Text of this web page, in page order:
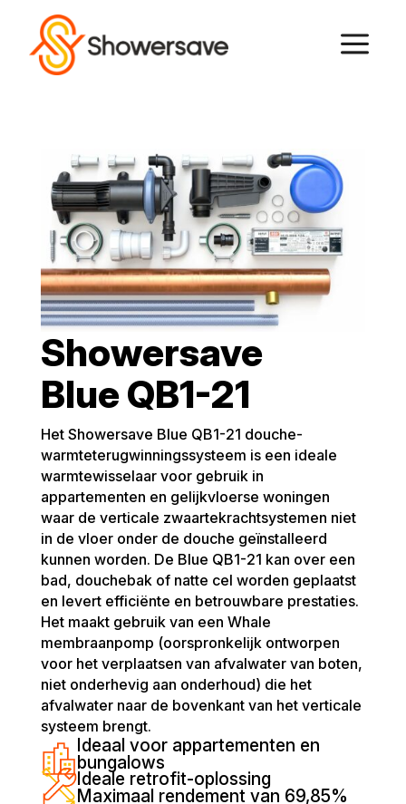
a
Showersave
Blue QB1-21
Het Showersave Blue QB1-21 douche-
warmteterugwinningssysteem is een ideale
warmtewisselaar voor gebruik in
appartementen en gelijkvloerse woningen
waar de verticale zwaartekrachtsystemen niet
in de vloer onder de douche geïnstalleerd
kunnen worden. De Blue QB1-21 kan over een
bad, douchebak of natte cel worden geplaatst
en levert efficiënte en betrouwbare prestaties.
Het maakt gebruik van een Whale
membraanpomp (oorspronkelijk ontworpen
voor het verplaatsen van afvalwater van boten,
niet onderhevig aan onderhoud) die het
afvalwater naar de bovenkant van het verticale
systeem brengt.
Ideaal voor appartementen en
bungalows
Ideale retrofit-oplossing
Maximaal rendement van 69,85%